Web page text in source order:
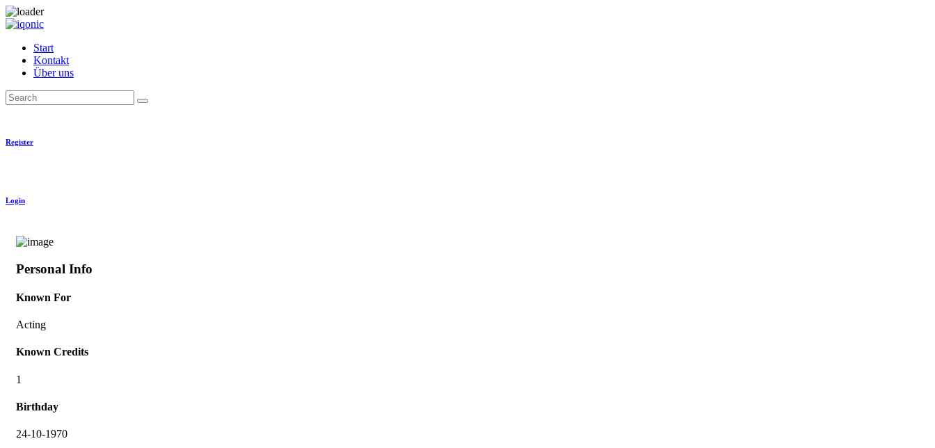
Skip
contentStart
Kontakt
Über uns
Search
Register
Login
Personal Info
Known For
Acting
Known Credits
1
Birthday
24-10-1970